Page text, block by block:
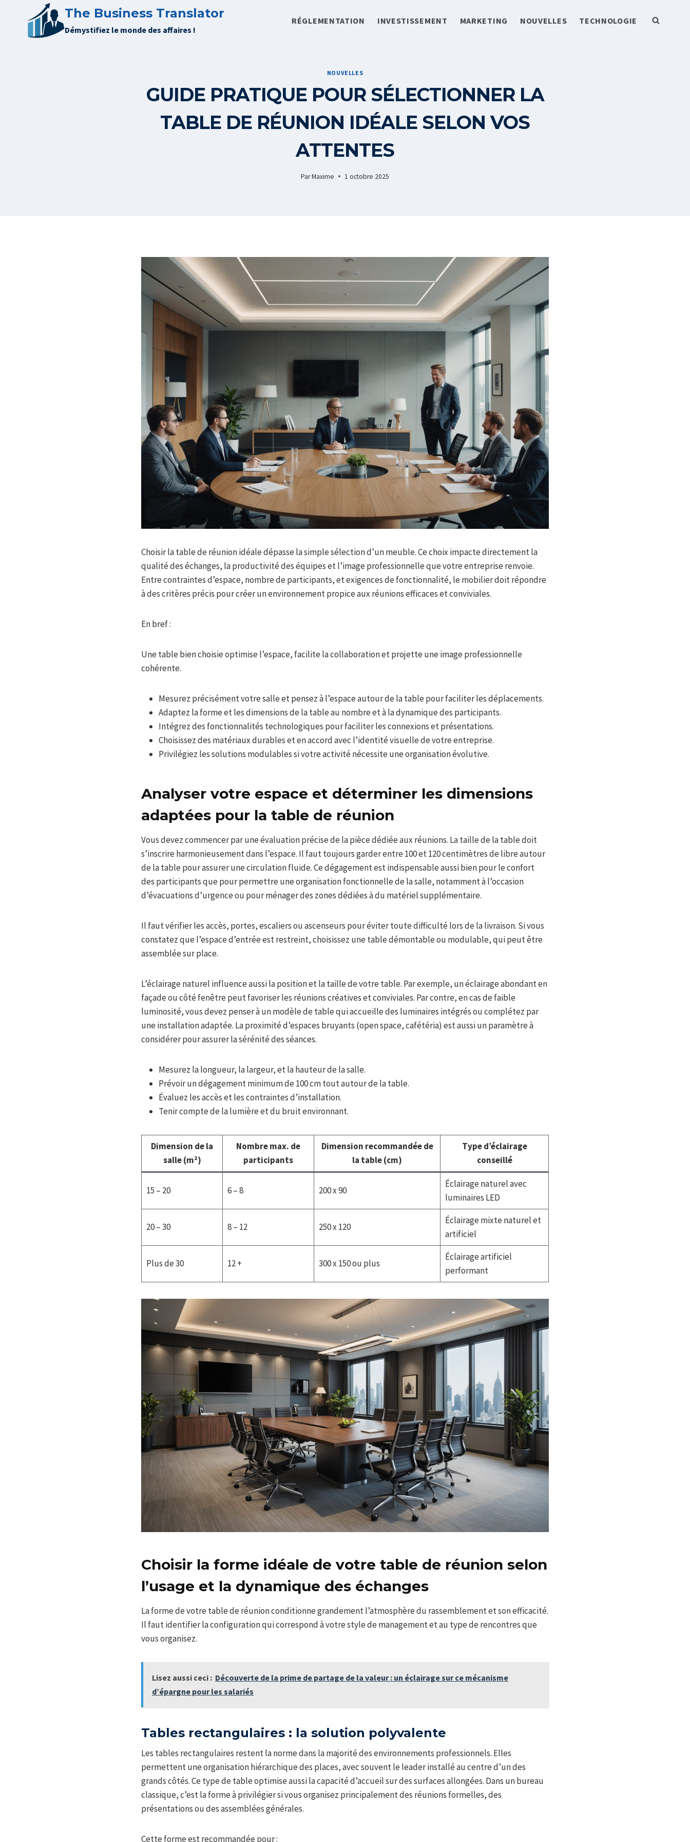
contenu
The Business Translator
Démystifiez le monde des affaires !
RÉGLEMENTATION INVESTISSEMENT MARKETING NOUVELLES TECHNOLOGIE
NOUVELLES
GUIDE PRATIQUE POUR SÉLECTIONNER LA
TABLE DE RÉUNION IDÉALE SELON VOS
ATTENTES
ParMaxime 1 octobre 2025
Choisir la table de réunion idéale dépasse la simple sélection d’un meuble. Ce choix impacte directement la
qualité des échanges, la productivité des équipes et l’image professionnelle que votre entreprise renvoie.
Entre contraintes d’espace, nombre de participants, et exigences de fonctionnalité, le mobilier doit répondre
à des critères précis pour créer un environnement propice aux réunions efficaces et conviviales.
En bref :
Une table bien choisie optimise l’espace, facilite la collaboration et projette une image professionnelle
cohérente.
Mesurez précisément votre salle et pensez à l’espace autour de la table pour faciliter les déplacements.
Adaptez la forme et les dimensions de la table au nombre et à la dynamique des participants.
Intégrez des fonctionnalités technologiques pour faciliter les connexions et présentations.
Choisissez des matériaux durables et en accord avec l’identité visuelle de votre entreprise.
Privilégiez les solutions modulables si votre activité nécessite une organisation évolutive.
Analyser votre espace et déterminer les dimensions
adaptées pour la table de réunion
Vous devez commencer par une évaluation précise de la pièce dédiée aux réunions. La taille de la table doit
s’inscrire harmonieusement dans l’espace. Il faut toujours garder entre 100 et 120 centimètres de libre autour
de la table pour assurer une circulation fluide. Ce dégagement est indispensable aussi bien pour le confort
des participants que pour permettre une organisation fonctionnelle de la salle, notamment à l’occasion
d’évacuations d’urgence ou pour ménager des zones dédiées à du matériel supplémentaire.
Il faut vérifier les accès, portes, escaliers ou ascenseurs pour éviter toute difficulté lors de la livraison. Si vous
constatez que l’espace d’entrée est restreint, choisissez une table démontable ou modulable, qui peut être
assemblée sur place.
L’éclairage naturel influence aussi la position et la taille de votre table. Par exemple, un éclairage abondant en
façade ou côté fenêtre peut favoriser les réunions créatives et conviviales. Par contre, en cas de faible
luminosité, vous devez penser à un modèle de table qui accueille des luminaires intégrés ou complétez par
une installation adaptée. La proximité d’espaces bruyants (open space, cafétéria) est aussi un paramètre à
considérer pour assurer la sérénité des séances.
Mesurez la longueur, la largeur, et la hauteur de la salle.
Prévoir un dégagement minimum de 100 cm tout autour de la table.
Évaluez les accès et les contraintes d’installation.
Tenir compte de la lumière et du bruit environnant.
Dimension de la
salle (m²)
Nombre max. de
participants
Dimension recommandée de
la table (cm)
Type d’éclairage
conseillé
15 – 20 6 – 8 200 x 90
Éclairage naturel avec
luminaires LED
20 – 30 8 – 12 250 x 120
Éclairage mixte naturel et
artificiel
Plus de 30 12 + 300 x 150 ou plus
Éclairage artificiel
performant
Choisir la forme idéale de votre table de réunion selon
l’usage et la dynamique des échanges
La forme de votre table de réunion conditionne grandement l’atmosphère du rassemblement et son efficacité.
Il faut identifier la configuration qui correspond à votre style de management et au type de rencontres que
vous organisez.
Lisez aussi ceci : Découverte de la prime de partage de la valeur : un éclairage sur ce mécanisme
d’épargne pour les salariés
Tables rectangulaires : la solution polyvalente
Les tables rectangulaires restent la norme dans la majorité des environnements professionnels. Elles
permettent une organisation hiérarchique des places, avec souvent le leader installé au centre d’un des
grands côtés. Ce type de table optimise aussi la capacité d’accueil sur des surfaces allongées. Dans un bureau
classique, c’est la forme à privilégier si vous organisez principalement des réunions formelles, des
présentations ou des assemblées générales.
Cette forme est recommandée pour :